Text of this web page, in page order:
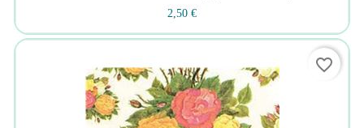
2,50 €
favorite_border